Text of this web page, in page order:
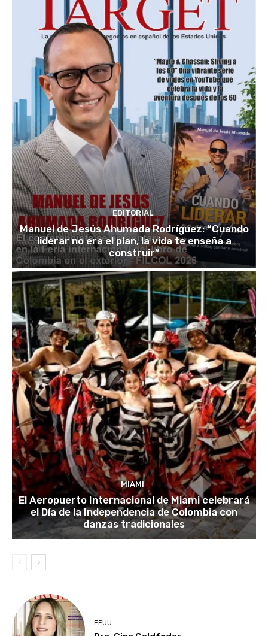
EDITORIAL
Manuel de Jesús Ahumada Rodríguez: “Cuando
liderar no era el plan, la vida te enseña a
construir”
MIAMI
El Aeropuerto Internacional de Miami celebrará
el Día de la Independencia de Colombia con
danzas tradicionales
EEUU